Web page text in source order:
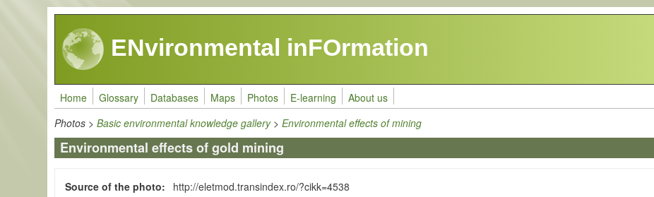
Skip to main content
ENvironmental inFOrmation
Home Glossary Databases Maps Photos E-learning About us
Photos >Basic environmental knowledge gallery>Environmental effects of mining
Environmental effects of gold mining
Source of the photo
http://eletmod.transindex.ro/?cikk=4538